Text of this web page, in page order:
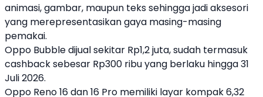
animasi, gambar, maupun teks sehingga jadi aksesori
yang merepresentasikan gaya masing-masing
pemakai.
Oppo Bubble dijual sekitar Rp1,2 juta, sudah termasuk
cashback sebesar Rp300 ribu yang berlaku hingga 31
Juli 2026.
Oppo Reno 16dan 16 Pro memiliki layar kompak 6,32